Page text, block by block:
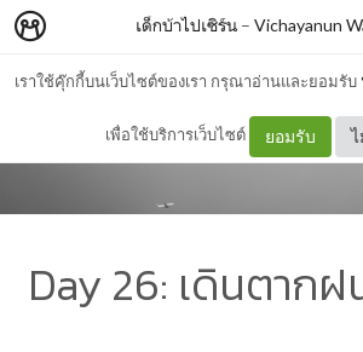
เราใช้คุ๊กกี้บนเว็บไซต์ของเรา กรุณาอ่านและยอมรับ
เพื่อใช้บริการเว็บไซต์ ยอมรับ
เด็กบ้าไปเซิร์น – Vichayanun
Day 26: เดินตาก